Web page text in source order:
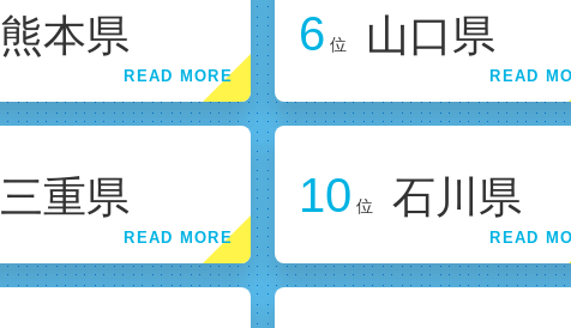
熊本県 6 位 山口県
三重県 10 位 石川県